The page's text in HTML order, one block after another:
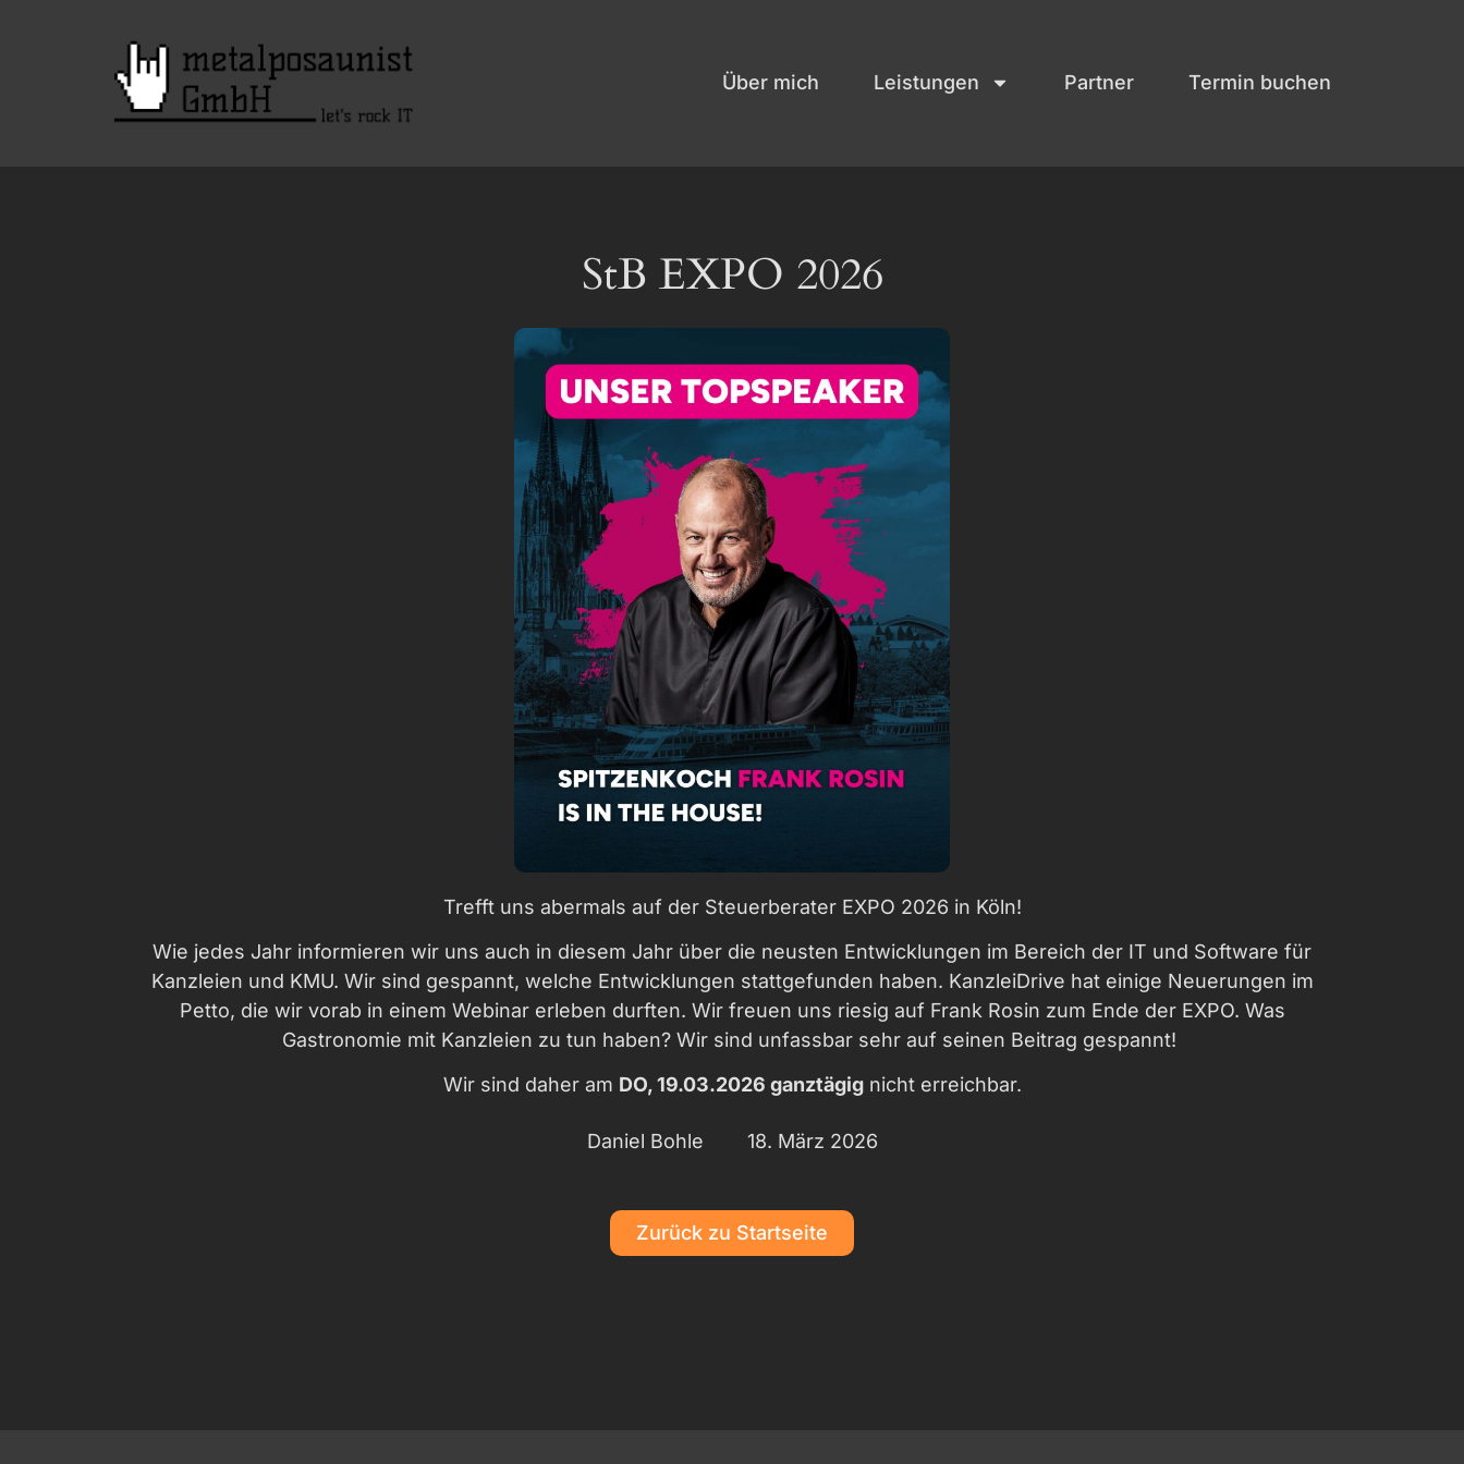
Über mich Leistungen Partner Termin buchen
StB EXPO 2026
Trefft uns abermals auf der Steuerberater EXPO 2026 in Köln!
Wie jedes Jahr informieren wir uns auch in diesem Jahr über die neusten Entwicklungen im Bereich der IT und Software für
Kanzleien und KMU. Wir sind gespannt, welche Entwicklungen stattgefunden haben. KanzleiDrive hat einige Neuerungen im
Petto, die wir vorab in einem Webinar erleben durften. Wir freuen uns riesig auf Frank Rosin zum Ende der EXPO. Was
Gastronomie mit Kanzleien zu tun haben? Wir sind unfassbar sehr auf seinen Beitrag gespannt!
Wir sind daher am DO, 19.03.2026 ganztägignicht erreichbar.
Daniel Bohle 18. März 2026
Zurück zu Startseite